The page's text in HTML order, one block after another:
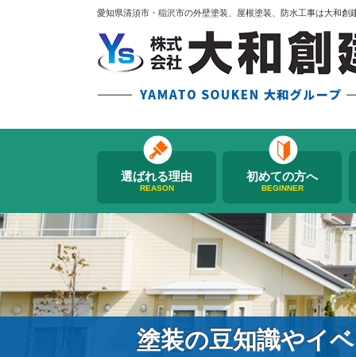
愛知県清須市・稲沢市の外壁塗装、屋根塗装、防水工事は大和創
選ばれる理由
REASON
初めての方へ
BEGINNER
塗装の豆知識やイ